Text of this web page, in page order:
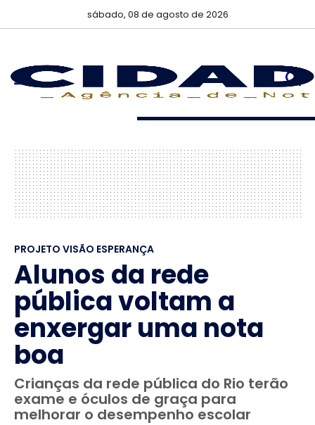
sábado, 08 de agosto de 2026
PROJETO VISÃO ESPERANÇA
Alunos da rede
pública voltam a
enxergar uma nota
boa
Crianças da rede pública do Rio terão
exame e óculos de graça para
melhorar o desempenho escolar